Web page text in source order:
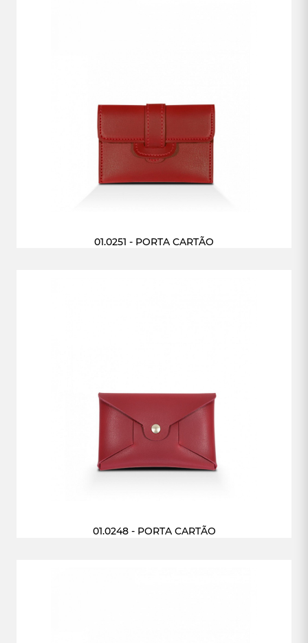
01.0251 - PORTA CARTÃO
01.0248 - PORTA CARTÃO